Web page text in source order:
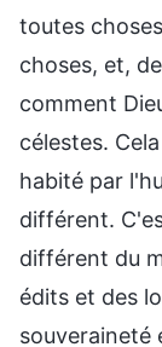
toutes
choses, et,
comment
célestes.
habité par
différent.
différent du
édits et des
souveraineté